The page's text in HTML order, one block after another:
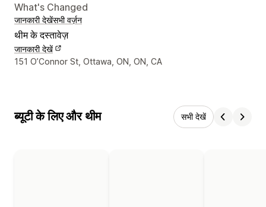
What's Changed
जानकारी देखेंसभी वर्ज़न
थीम के दस्तावेज़
जानकारी देखें
डिज़ाइनर के संपर्क की जानकारी
151 O’Connor St, Ottawa, ON, ON, CA
ब्यूटी के लिए और थीम सभी देखें